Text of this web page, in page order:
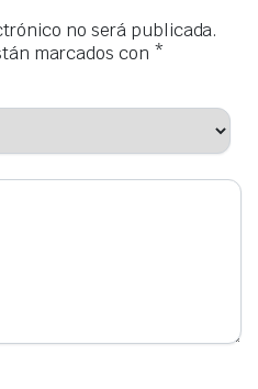
no será publicada.
marcados con *